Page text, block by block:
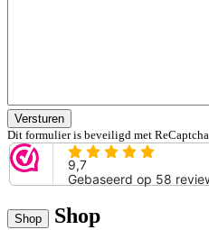
Versturen
Dit formulier is beveiligd met ReCaptcha.
Shop Shop